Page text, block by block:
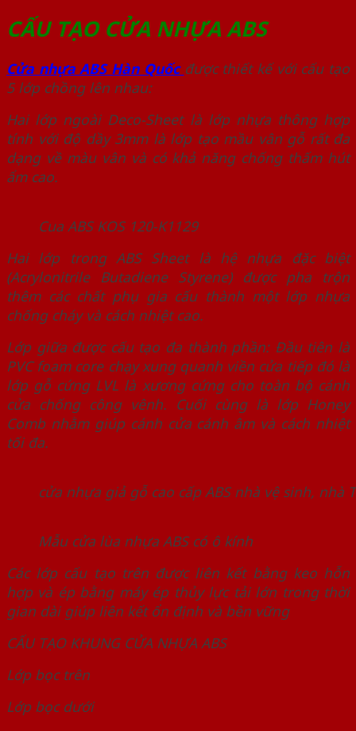
CẤU TẠO CỬA NHỰA ABS
Cửa nhựa ABS Hàn Quốc được thiết kế với cấu tạo
5 lớp chồng lên nhau:
Hai lớp ngoài Deco-Sheet là lớp nhựa thông hợp
tính với độ dầy 3mm là lớp tạo mầu vân gỗ rất đa
dạng về màu vân và có khả năng chống thấm hút
ẩm cao.
Cua ABS KOS 120-K1129
Hai lớp trong ABS Sheet là hệ nhựa đặc biệt
(Acrylonitrile Butadiene Styrene) được pha trộn
thêm các chất phụ gia cấu thành một lớp nhựa
chống cháy và cách nhiệt cao.
Lớp giữa được cấu tạo đa thành phần: Đầu tiên là
PVC foam core chạy xung quanh viền cửa tiếp đó là
lớp gỗ cứng LVL là xương cứng cho toàn bộ cánh
cửa chống công vênh. Cuối cùng là lớp Honey
Comb nhằm giúp cánh cửa cánh âm và cách nhiệt
tối đa.
cửa nhựa giả gỗ cao cấp ABS nhà vệ sinh,
Mẫu cửa lùa nhựa ABS có ô kính
Các lớp cấu tạo trên được liên kết bằng keo hỗn
hợp và ép bằng máy ép thủy lực tải lớn trong thời
gian dài giúp liên kết ổn định và bền vững
CẤU TẠO KHUNG CỬA NHỰA ABS
Lớp bọc trên
Lớp bọc dưới